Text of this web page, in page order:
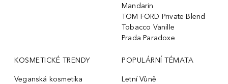
Mandarin
TOM FORD Private Blend
Tobacco Vanille
Prada Paradoxe
KOSMETICKÉ TRENDY
Veganská kosmetika
POPULÁRNÍ TÉMATA
Letní Vůně